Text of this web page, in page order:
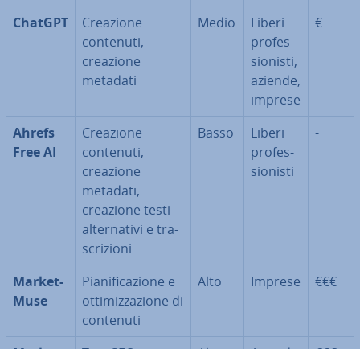
ChatGPT
Creazione
contenuti,
creazione
metadati
Medio
Liberi
pro­fes­
sio­ni­sti,
aziende,
imprese
€
Ahrefs
Free AI
Creazione
contenuti,
creazione
metadati,
creazione testi
al­ter­na­ti­vi e tra­
scri­zio­ni
Basso
Liberi
pro­fes­
sio­ni­sti
-
Mar­ket­
Mu­se
Pia­ni­fi­ca­zio­ne e
ot­ti­miz­za­zio­ne di
contenuti
Alto Imprese €€€